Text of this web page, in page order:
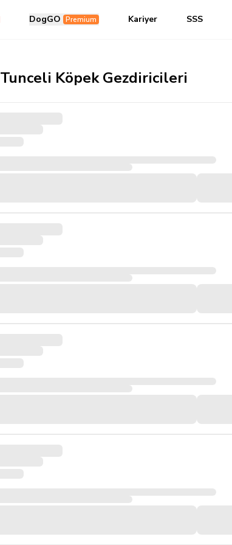
DogGO Premium Kariyer SSS
Tunceli Köpek Gezdiricileri